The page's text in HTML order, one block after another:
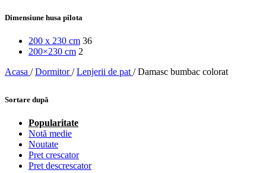
Dimensiune husa pilota
200 x 230 cm 36
200×230 cm 2
Acasa / Dormitor/ Lenjerii de pat / Damasc bumbac colorat
Sortare după
Popularitate
Notă medie
Noutate
Pret crescator
Pret descrescator